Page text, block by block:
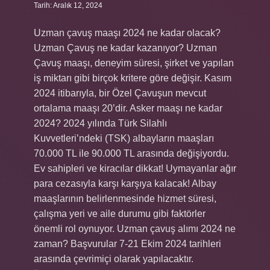
Tarih: Aralık 12, 2024
Uzman çavuş maaşı 2024 ne kadar olacak?
Uzman Çavuş ne kadar kazanıyor? Uzman
Çavuş maaşı, deneyim süresi, şirket ve yapılan
iş miktarı gibi birçok kritere göre değişir. Kasım
2024 itibarıyla, bir Özel Çavuşun mevcut
ortalama maaşı 20’dir. Asker maaşı ne kadar
2024? 2024 yılında Türk Silahlı
Kuvvetleri’ndeki (TSK) albayların maaşları
70.000 TL ile 90.000 TL arasında değişiyordu.
Ev sahipleri ve kiracılar dikkat! Uymayanlar ağır
para cezasıyla karşı karşıya kalacak! Albay
maaşlarının belirlenmesinde hizmet süresi,
çalışma yeri ve aile durumu gibi faktörler
önemli rol oynuyor. Uzman çavuş alımı 2024 ne
zaman? Başvurular 7-21 Ekim 2024 tarihleri ​​
arasında çevrimiçi olarak yapılacaktır.